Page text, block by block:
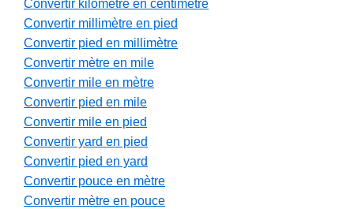
Convertir kilomètre en centimètre
Convertir millimètre en pied
Convertir pied en millimètre
Convertir mètre en mile
Convertir mile en mètre
Convertir pied en mile
Convertir mile en pied
Convertir yard en pied
Convertir pied en yard
Convertir pouce en mètre
Convertir mètre en pouce